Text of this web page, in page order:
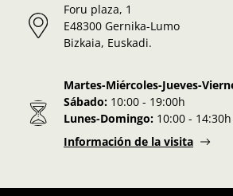
Foru plaza, 1
E48300 Gernika-Lumo
Bizkaia, Euskadi.
Martes-Miércoles-Jueves-
Sábado: 10:00 - 19:00h
Lunes-Domingo: 10:00 - 14:30h
Información de la visita